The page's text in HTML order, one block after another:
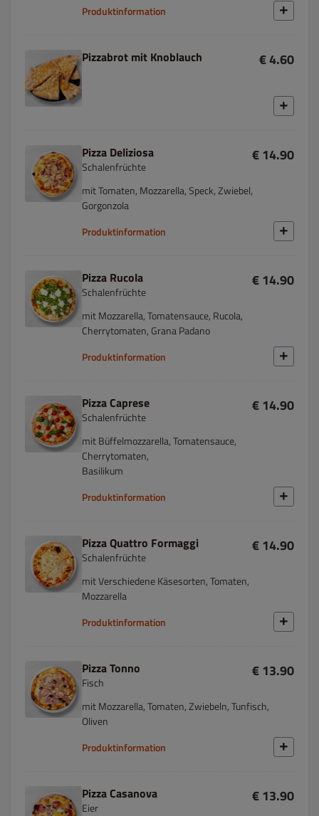
Produktinformation
Pizzabrot mit Knoblauch € 4.60
Pizza Deliziosa
Schalenfrüchte
€ 14.90
mit Tomaten, Mozzarella, Speck, Zwiebel,
Gorgonzola
Produktinformation
Pizza Rucola
Schalenfrüchte
€ 14.90
mit Mozzarella, Tomatensauce, Rucola,
Cherrytomaten, Grana Padano
Produktinformation
Pizza Caprese
Schalenfrüchte
€ 14.90
mit Büffelmozzarella, Tomatensauce,
Cherrytomaten,
Basilikum
Produktinformation
Pizza Quattro Formaggi
Schalenfrüchte
€ 14.90
mit Verschiedene Käsesorten, Tomaten,
Mozzarella
Produktinformation
Pizza Tonno
Fisch
€ 13.90
mit Mozzarella, Tomaten, Zwiebeln, Tunfisch,
Oliven
Produktinformation
Pizza Casanova
Eier
€ 13.90